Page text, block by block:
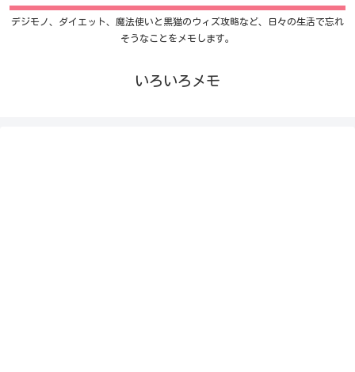
デジモノ、ダイエット、魔法使いと黒猫のウィズ攻略など、日々の生活で忘れ
そうなことをメモします。
いろいろメモ